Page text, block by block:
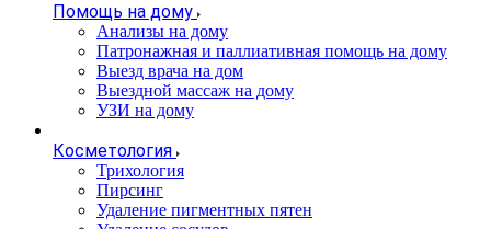
Помощь на дому
Анализы на дому
Патронажная и паллиативная помощь на дому
Выезд врача на дом
Выездной массаж на дому
УЗИ на дому
Косметология
Трихология
Пирсинг
Удаление пигментных пятен